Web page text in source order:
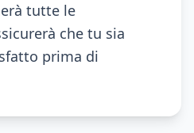
tutte le
che tu sia
prima di